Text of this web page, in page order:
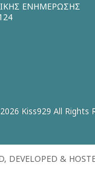
ΕΝΗΜΕΡΩΣΗΣ
Kiss929 All Rights
DEVELOPED &